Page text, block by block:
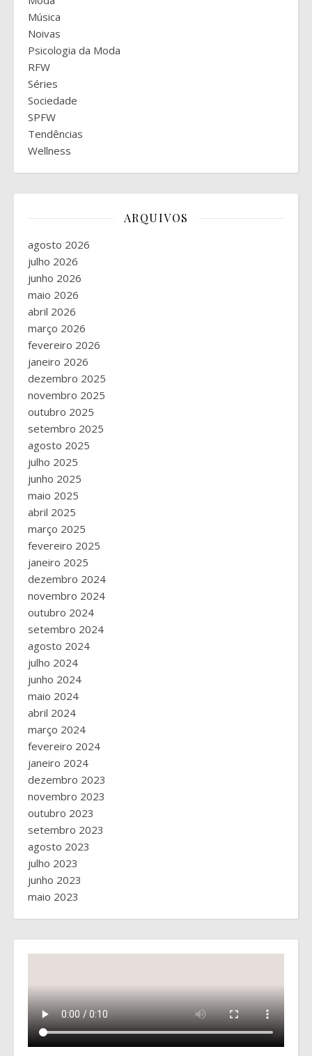
Música
Noivas
Psicologia da Moda
RFW
Séries
Sociedade
SPFW
Tendências
Wellness
ARQUIVOS
agosto 2026
julho 2026
junho 2026
maio 2026
abril 2026
março 2026
fevereiro 2026
janeiro 2026
dezembro 2025
novembro 2025
outubro 2025
setembro 2025
agosto 2025
julho 2025
junho 2025
maio 2025
abril 2025
março 2025
fevereiro 2025
janeiro 2025
dezembro 2024
novembro 2024
outubro 2024
setembro 2024
agosto 2024
julho 2024
junho 2024
maio 2024
abril 2024
março 2024
fevereiro 2024
janeiro 2024
dezembro 2023
novembro 2023
outubro 2023
setembro 2023
agosto 2023
julho 2023
junho 2023
maio 2023